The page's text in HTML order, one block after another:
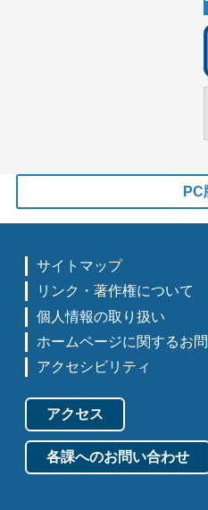
PC
サイトマップ
リンク・著作権について
個人情報の取り扱い
ホームページに関するお
アクセシビリティ
アクセス
各課へのお問い合わせ